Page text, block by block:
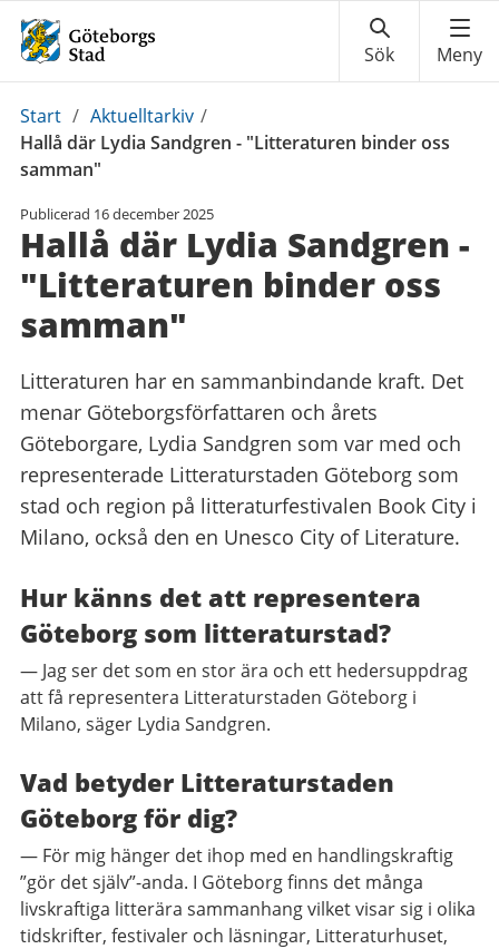
Du
är
här:
Start / Aktuelltarkiv /
Hallå där Lydia Sandgren - "Litteraturen binder oss
samman"
Publicerad 16 december 2025
Hallå där Lydia Sandgren -
"Litteraturen binder oss
samman"
Litteraturen har en sammanbindande kraft. Det
menar Göteborgsförfattaren och årets
Göteborgare, Lydia Sandgren som var med och
representerade Litteraturstaden Göteborg som
stad och region på litteraturfestivalen Book City i
Milano, också den en Unesco City of Literature.
Hur känns det att representera
Göteborg som litteraturstad?
— Jag ser det som en stor ära och ett hedersuppdrag
att få representera Litteraturstaden Göteborg i
Milano, säger Lydia Sandgren.
Vad betyder Litteraturstaden
Göteborg för dig?
— För mig hänger det ihop med en handlingskraftig
”gör det själv”-anda. I Göteborg finns det många
livskraftiga litterära sammanhang vilket visar sig i olika
tidskrifter, festivaler och läsningar, Litteraturhuset,